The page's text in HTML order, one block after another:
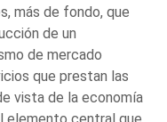
más de fondo, que
de un
de mercado
que prestan las
vista de la economía
elemento central que